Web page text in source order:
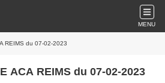
MENU
REIMS du 07-02-2023
ACA REIMS du 07-02-2023